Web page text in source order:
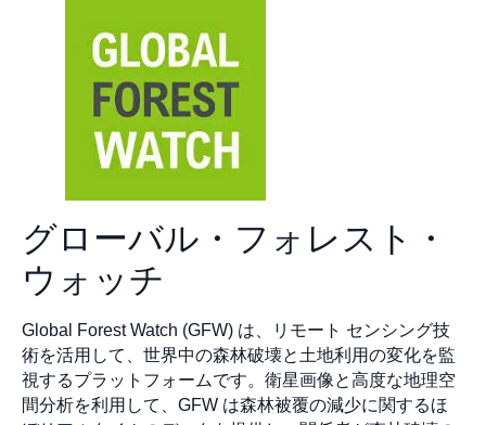
グローバル・フォレスト・
ウォッチ
Global Forest Watch (GFW) は、リモート センシング技
術を活用して、世界中の森林破壊と土地利用の変化を監
視するプラットフォームです。衛星画像と高度な地理空
間分析を利用して、GFW は森林被覆の減少に関するほ